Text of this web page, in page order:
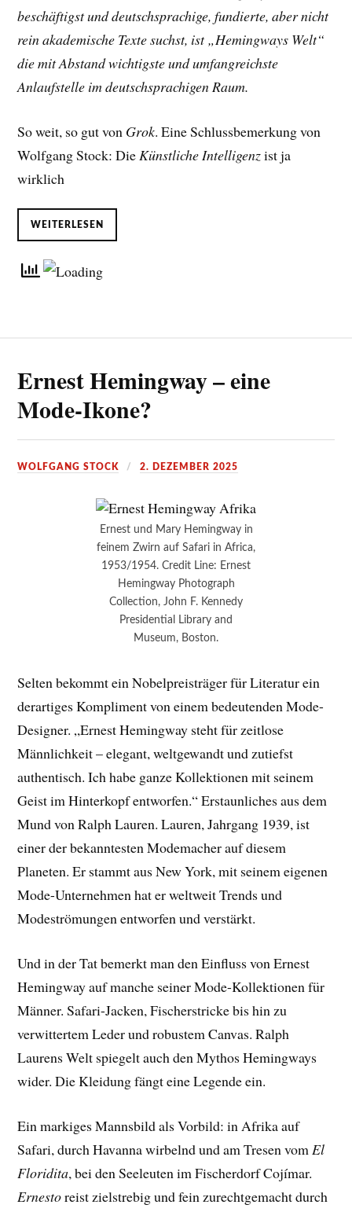
beschäftigst und deutschsprachige, fundierte, aber nicht
rein akademische Texte suchst, ist „Hemingways Welt“
die mit Abstand wichtigste und umfangreichste
Anlaufstelle im deutschsprachigen Raum.
So weit, so gut von Grok. Eine Schlussbemerkung von
Wolfgang Stock: Die Künstliche Intelligenzist ja
wirklich
WEITERLESEN
Ernest Hemingway – eine
Mode-Ikone?
WOLFGANG STOCK 2. DEZEMBER 2025
Ernest und Mary Hemingway in
feinem Zwirn auf Safari in Africa,
1953/1954. Credit Line: Ernest
Hemingway Photograph
Collection, John F. Kennedy
Presidential Library and
Museum, Boston.
Selten bekommt ein Nobelpreisträger für Literatur ein
derartiges Kompliment von einem bedeutenden Mode-
Designer. „Ernest Hemingway steht für zeitlose
Männlichkeit – elegant, weltgewandt und zutiefst
authentisch. Ich habe ganze Kollektionen mit seinem
Geist im Hinterkopf entworfen.“ Erstaunliches aus dem
Mund von Ralph Lauren. Lauren, Jahrgang 1939, ist
einer der bekanntesten Modemacher auf diesem
Planeten. Er stammt aus New York, mit seinem eigenen
Mode-Unternehmen hat er weltweit Trends und
Modeströmungen entworfen und verstärkt.
Und in der Tat bemerkt man den Einfluss von Ernest
Hemingway auf manche seiner Mode-Kollektionen für
Männer. Safari-Jacken, Fischerstricke bis hin zu
verwittertem Leder und robustem Canvas. Ralph
Laurens Welt spiegelt auch den Mythos Hemingways
wider. Die Kleidung fängt eine Legende ein.
Ein markiges Mannsbild als Vorbild: in Afrika auf
Safari, durch Havanna wirbelnd und am Tresen vomEl
Floridita, bei den Seeleuten im Fischerdorf Cojímar.
Ernestoreist zielstrebig und fein zurechtgemacht durch